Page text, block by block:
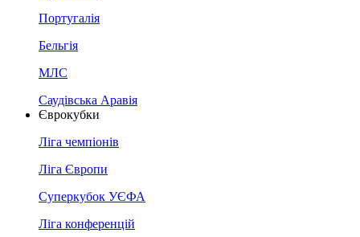
Португалія
Бельгія
МЛС
Саудівська Аравія
Єврокубки
Ліга чемпіонів
Ліга Європи
Суперкубок УЄФА
Ліга конференцій